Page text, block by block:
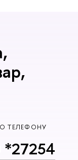
ТЕЛЕФОНУ